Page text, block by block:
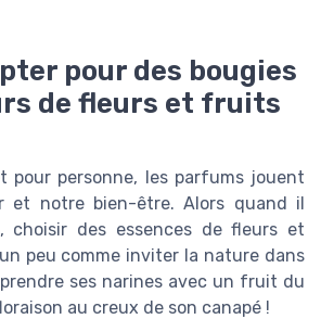
pour des bougies
de fleurs et fruits
pour personne, les parfums jouent
et notre bien-être. Alors quand il
choisir des essences de fleurs et
peu comme inviter la nature dans
ses narines avec un fruit du
au creux de son canapé !